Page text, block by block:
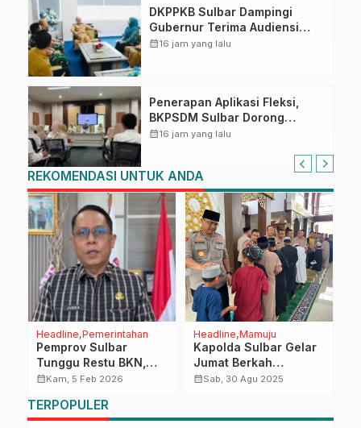
DKPPKB Sulbar Dampingi
Gubernur Terima Audiensi
Kepala Rumah Sakit TK. III
calendar_month16 jam yang lalu
Penerapan Aplikasi Fleksi,
BKPSDM Sulbar Dorong
Transformasi Digital Sistem
calendar_month16 jam yang lalu
REKOMENDASI UNTUK ANDA
Headline Pemerintahan
Pemprov Sulbar
Tunggu Restu BKN,
Pelantikan Pejabat
calendar_monthKam, 5 Feb 2026
Headline Mamuju
Kapolda Sulbar Gelar
Jumat Berkah
Bersama Anak Yatim
calendar_monthSab, 30 Agu 2025
TERPOPULER